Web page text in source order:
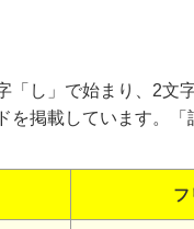
「し」で始まり、2文
を掲載しています。
フ